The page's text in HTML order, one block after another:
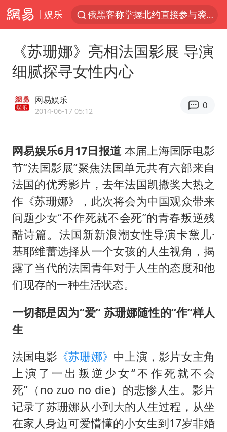
娱乐
俄黑客称掌握北约直接参与袭俄证据
浙江海事局启动Ⅰ级防台应急响应
预计“白海豚”明晚将在浙江舟山到福建福鼎一带沿海登陆
用AI造出新病毒意味着什么
美股创4月份以来最大单周涨幅
王虹邓煜的同学获统计学界诺贝尔奖
台州《告全体市民书》：非必要不外出
泰国校园枪击事件已致8死30余伤
胡彦斌获《歌手2026》歌王
宇树王兴兴被问了360多个问题
美参院通过一项对俄能源领域制裁法案
《苏珊娜》亮相法国影展 导演
细腻探寻女性内心
网易娱乐
2014-06-17 05:12
0
网易娱乐6月17日报道 本届上海国际电影
节“法国影展”聚焦法国单元共有六部来自
法国的优秀影片，去年法国凯撒奖大热之
作《苏珊娜》，此次将会为中国观众带来
问题少女“不作死就不会死”的青春叛逆残
酷诗篇。法国新新浪潮女性导演卡黛儿·
基耶维蕾选择从一个女孩的人生视角，揭
露了当代的法国青年对于人生的态度和他
们现存的一种生活状态。
一切都是因为“爱” 苏珊娜随性的“作”样人
生
法国电影 《苏珊娜》 中上演，影片女主角
上演了一出叛逆少女“不作死就不会
死”（no zuo no die）的悲惨人生。影片
记录了苏珊娜从小到大的人生过程，从坐
在家人身边可爱懵懂的小女生到17岁非婚